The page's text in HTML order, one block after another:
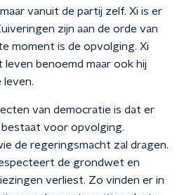
vanuit de partij zelf. Xi is er
zijn aan de orde van
moment is de opvolging. Xi
benoemd maar ook hij
van democratie is dat er
voor opvolging.
de regeringsmacht zal dragen.
de grondwet en
verliest. Zo vinden er in